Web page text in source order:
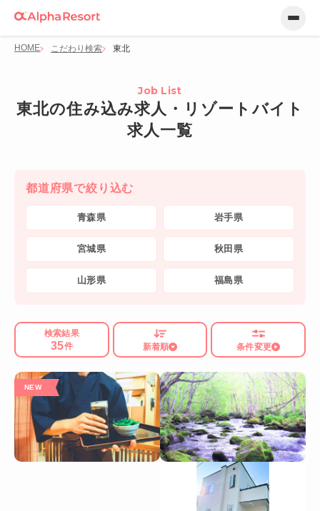
HOME こだわり検索 東北
Job List
東北の住み込み求人・リゾートバイト
求人一覧
都道府県で絞り込む
青森県 岩手県
宮城県 秋田県
山形県 福島県
検索結果
35件 新着順 条件変更